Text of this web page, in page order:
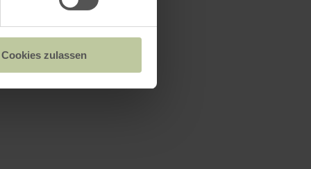
Cookies zulassen